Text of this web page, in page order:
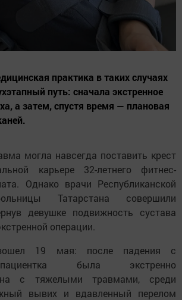
практика в таких случаях
путь: сначала экстренное
а затем, спустя время — плановая
могла навсегда поставить крест
карьере 32-летнего фитнес-
Однако врачи Республиканской
Татарстана совершили
девушке подвижность сустава
операции.
19 мая: после падения с
была экстренно
с тяжелыми травмами, среди
вывих и вдавленный перелом